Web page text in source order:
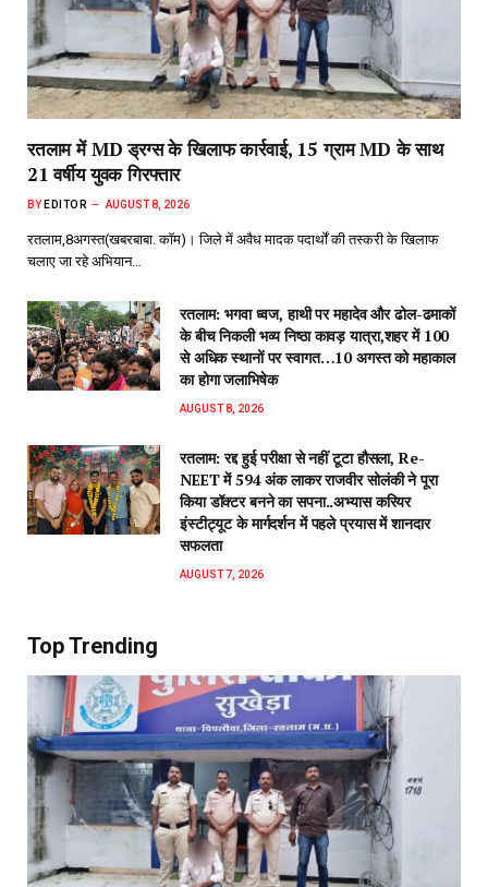
रतलाम में MD ड्रग्स के खिलाफ कार्रवाई, 15 ग्राम MD के साथ
21 वर्षीय युवक गिरफ्तार
BY EDITOR AUGUST 8, 2026
रतलाम,8अगस्त(खबरबाबा. कॉम)। जिले में अवैध मादक पदार्थों की तस्करी के खिलाफ
चलाए जा रहे अभियान…
रतलाम: भगवा ध्वज, हाथी पर महादेव और ढोल-ढमाकों
के बीच निकली भव्य निष्ठा कावड़ यात्रा,शहर में 100
से अधिक स्थानों पर स्वागत…10 अगस्त को महाकाल
का होगा जलाभिषेक
AUGUST 8, 2026
रतलाम: रद्द हुई परीक्षा से नहीं टूटा हौसला, Re-
NEET में 594 अंक लाकर राजवीर सोलंकी ने पूरा
किया डॉक्टर बनने का सपना..अभ्यास करियर
इंस्टीट्यूट के मार्गदर्शन में पहले प्रयास में शानदार
सफलता
AUGUST 7, 2026
Top Trending